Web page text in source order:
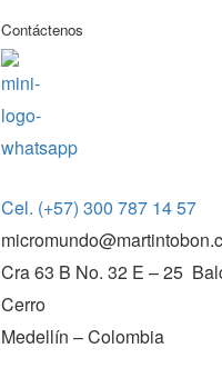
Contáctenos
Cel. (+57) 300 787 14 57
Cra 63 B No. 32 E – 25
Cerro
Medellín – Colombia